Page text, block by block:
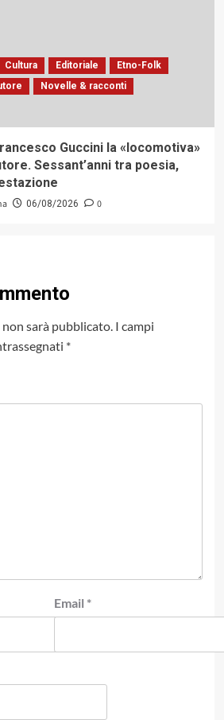
Cultura Editoriale
Etno-Folk
Novelle & racconti
Guccini la «locomotiva»
Sessant’anni tra poesia,
06/08/2026 0
sarà pubblicato. I campi
*
Email *